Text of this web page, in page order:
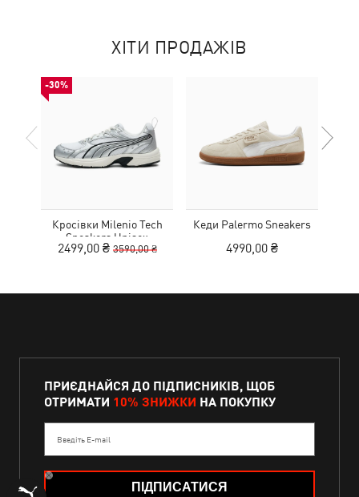
ХІТИ ПРОДАЖІВ
-30%
Кросівки Milenio Tech
Sneakers Unisex
2499,00 ₴ 3590,00 ₴
Кеди Palermo Sneakers
4990,00 ₴
ПРИЄДНАЙСЯ ДО ПІДПИСНИКІВ, ЩОБ
ОТРИМАТИ 10% ЗНИЖКИ НА ПОКУПКУ
Введіть E-mail
ПІДПИСАТИСЯ